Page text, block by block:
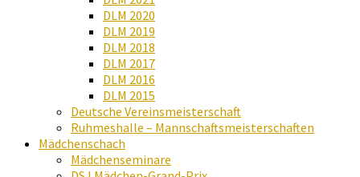
DLM 2020
DLM 2019
DLM 2018
DLM 2017
DLM 2016
DLM 2015
Deutsche Vereinsmeisterschaft
Ruhmeshalle – Mannschaftsmeisterschaften
Mädchenschach
Mädchenseminare